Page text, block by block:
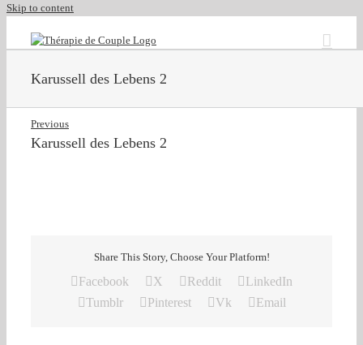
Skip to content
Karussell des Lebens 2
Previous
Karussell des Lebens 2
Share This Story, Choose Your Platform!
Facebook X Reddit
LinkedIn
Tumblr
Pinterest Vk Email